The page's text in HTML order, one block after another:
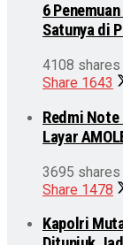
6
Satunya di
4108 shares
Share 1643
Redmi Note
Layar
3695 shares
Share 1478
Kapolri